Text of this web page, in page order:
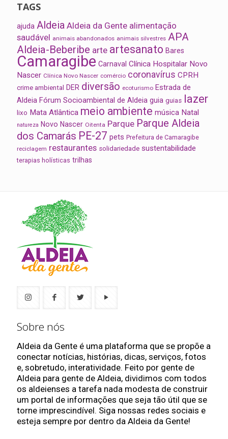
TAGS
ajuda Aldeia Aldeia da Gente alimentação
saudável animais abandonados animais silvestres APA
Aldeia-Beberibe arte artesanato Bares
Camaragibe Carnaval Clínica Hospitalar Novo
Nascer Clínica Novo Nascer comércio coronavírus CPRH
crime ambiental DER diversão ecoturismo Estrada de
Aldeia Fórum Socioambiental de Aldeia guia guias lazer
lixo Mata Atlântica meio ambiente música Natal
natureza Novo Nascer Oitenta Parque Parque Aldeia
dos Camarás PE-27 pets Prefeitura de Camaragibe
reciclagem restaurantes solidariedade sustentabilidade
terapias holísticas trilhas
Sobre nós
Aldeia da Gente é uma plataforma que se propõe a
conectar notícias, histórias, dicas, serviços, fotos
e, sobretudo, interatividade. Feito por gente de
Aldeia para gente de Aldeia, dividimos com todos
os aldeienses a tarefa nada modesta de construir
um portal de informações que seja tão útil que se
torne imprescindível. Siga nossas redes sociais e
esteja sempre por dentro da Aldeia da Gente!